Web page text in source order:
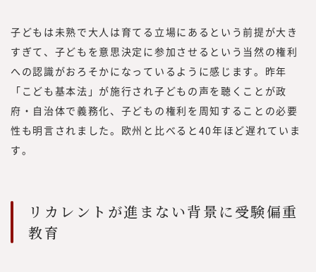
子どもは未熟で大人は育てる立場にあるという前提が大き
すぎて、子どもを意思決定に参加させるという当然の権利
への認識がおろそかになっているように感じます。昨年
「こども基本法」が施行され子どもの声を聴くことが政
府・自治体で義務化、子どもの権利を周知することの必要
性も明言されました。欧州と比べると40年ほど遅れていま
す。
リカレントが進まない背景に受験偏重
教育